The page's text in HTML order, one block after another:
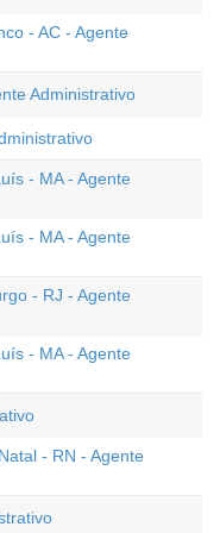
- AC - Agente
Administrativo
- MA - Agente
- MA - Agente
- RJ - Agente
- MA - Agente
- RN - Agente